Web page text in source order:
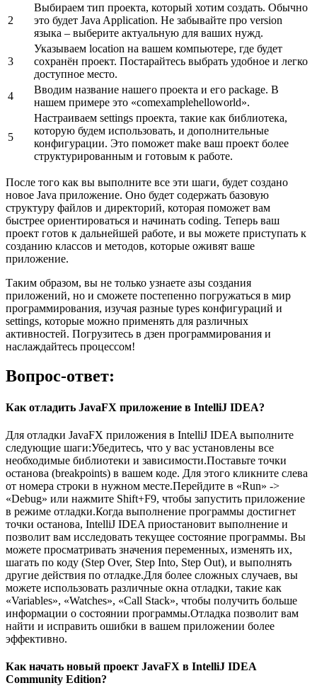
2
Выбираем тип проекта, который хотим создать. Обычно
это будет Java Application. Не забывайте про version
языка – выберите актуальную для ваших нужд.
3
Указываем location на вашем компьютере, где будет
сохранён проект. Постарайтесь выбрать удобное и легко
доступное место.
4
Вводим название нашего проекта и его package. В
нашем примере это «comexamplehelloworld».
5
Настраиваем settings проекта, такие как библиотека,
которую будем использовать, и дополнительные
конфигурации. Это поможет make ваш проект более
структурированным и готовым к работе.
После того как вы выполните все эти шаги, будет создано
новое Java приложение. Оно будет содержать базовую
структуру файлов и директорий, которая поможет вам
быстрее ориентироваться и начинать coding. Теперь ваш
проект готов к дальнейшей работе, и вы можете приступать к
созданию классов и методов, которые оживят ваше
приложение.
Таким образом, вы не только узнаете азы создания
приложений, но и сможете постепенно погружаться в мир
программирования, изучая разные types конфигураций и
settings, которые можно применять для различных
активностей. Погрузитесь в дзен программирования и
наслаждайтесь процессом!
Вопрос-ответ:
Как отладить JavaFX приложение в IntelliJ IDEA?
Для отладки JavaFX приложения в IntelliJ IDEA выполните
следующие шаги:Убедитесь, что у вас установлены все
необходимые библиотеки и зависимости.Поставьте точки
останова (breakpoints) в вашем коде. Для этого кликните слева
от номера строки в нужном месте.Перейдите в «Run» ->
«Debug» или нажмите Shift+F9, чтобы запустить приложение
в режиме отладки.Когда выполнение программы достигнет
точки останова, IntelliJ IDEA приостановит выполнение и
позволит вам исследовать текущее состояние программы. Вы
можете просматривать значения переменных, изменять их,
шагать по коду (Step Over, Step Into, Step Out), и выполнять
другие действия по отладке.Для более сложных случаев, вы
можете использовать различные окна отладки, такие как
«Variables», «Watches», «Call Stack», чтобы получить больше
информации о состоянии программы.Отладка позволит вам
найти и исправить ошибки в вашем приложении более
эффективно.
Как начать новый проект JavaFX в IntelliJ IDEA
Community Edition?